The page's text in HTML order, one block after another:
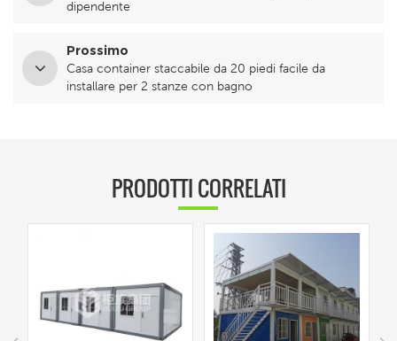
dipendente
Prossimo
Casa container staccabile da 20 piedi facile da
installare per 2 stanze con bagno
PRODOTTI CORRELATI